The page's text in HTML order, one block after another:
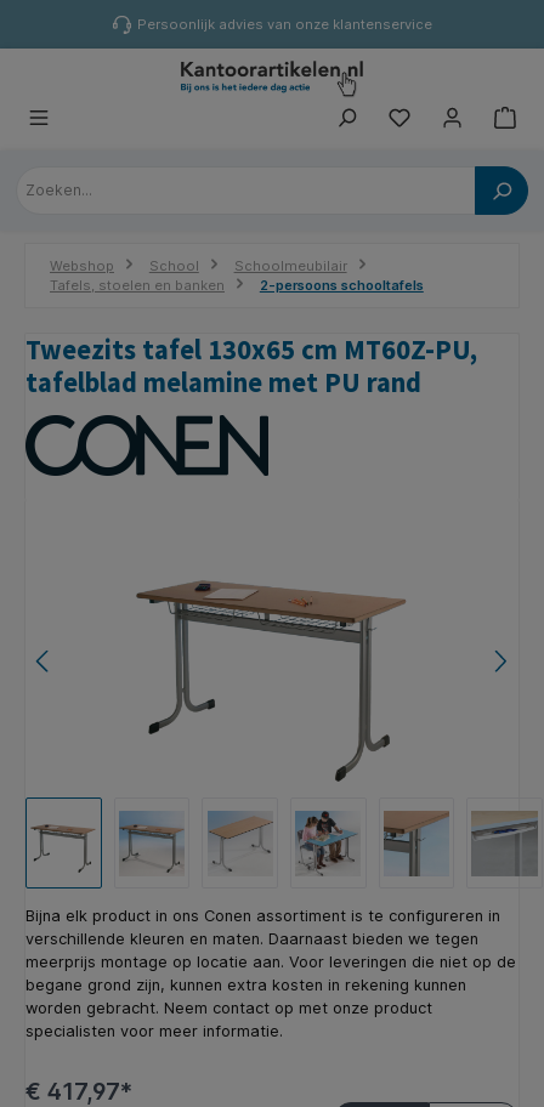
Persoonlijk advies van onze klantenservice
Webshop School
Schoolmeubilair
Tafels, stoelen en banken
2-persoons schooltafels
Tweezits tafel 130x65 cm MT60Z-PU,
tafelblad melamine met PU rand
Bijna elk product in ons Conen assortiment is te configureren in
verschillende kleuren en maten. Daarnaast bieden we tegen
meerprijs montage op locatie aan. Voor leveringen die niet op de
begane grond zijn, kunnen extra kosten in rekening kunnen
worden gebracht. Neem contact op met onze product
specialisten voor meer informatie.
€ 417,97*